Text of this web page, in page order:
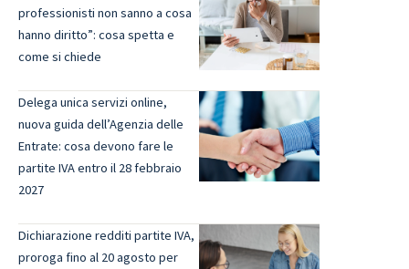
professionisti non sanno a cosa
hanno diritto”: cosa spetta e
come si chiede
Delega unica servizi online,
nuova guida dell’Agenzia delle
Entrate: cosa devono fare le
partite IVA entro il 28 febbraio
2027
Dichiarazione redditi partite IVA,
proroga fino al 20 agosto per